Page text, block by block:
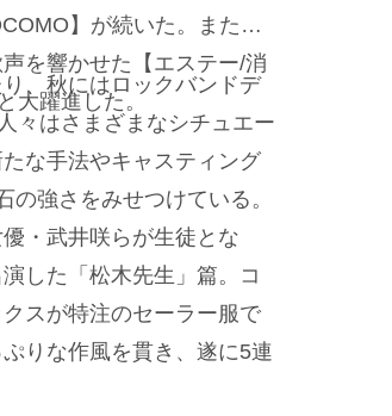
】が続いた。また、
を響かせた【エステー/消
大躍進した。
、秋にはロックバンドデ
々はさまざまなシチュエー
な手法やキャスティング
強さをみせつけている。
・武井咲らが生徒とな
した「松木先生」篇。コ
スが特注のセーラー服で
りな作風を貫き、遂に5連